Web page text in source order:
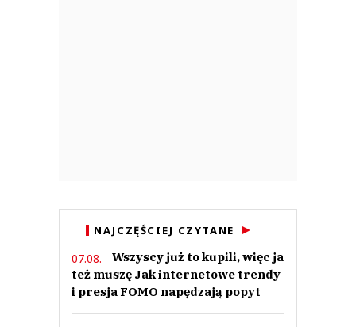
NAJCZĘŚCIEJ CZYTANE
07.08.
Wszyscy już to kupili, więc ja
też muszę Jak internetowe trendy
i presja FOMO napędzają popyt